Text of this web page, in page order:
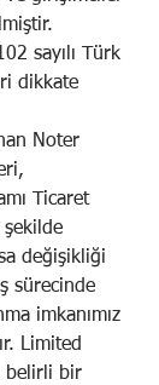
sayılı Türk
dikkate
Noter
Ticaret
şekilde
değişikliği
sürecinde
imkanımız
Limited
belirli bir